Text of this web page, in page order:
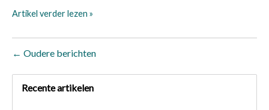
Artikel verder lezen »
← Oudere berichten
Recente artikelen